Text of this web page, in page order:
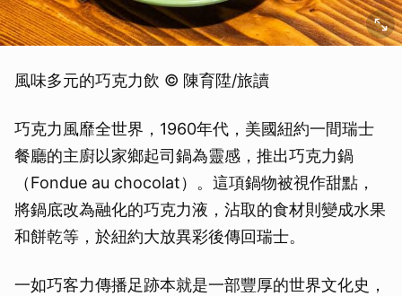
風味多元的巧克力飲 © 陳育陞/旅讀
巧克力風靡全世界，1960年代，美國紐約一間瑞士
餐廳的主廚以家鄉起司鍋為靈感，推出巧克力鍋
（Fondue au chocolat）。這項鍋物被視作甜點，
將鍋底改為融化的巧克力液，沾取的食材則變成水果
和餅乾等，於紐約大放異彩後傳回瑞士。
一如巧客力傳播足跡本就是一部豐厚的世界文化史，